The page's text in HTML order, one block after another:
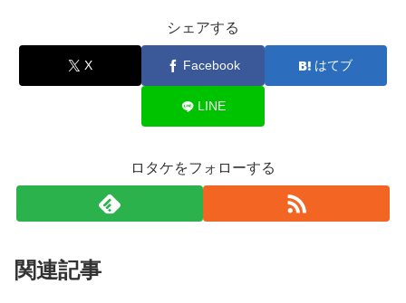
シェアする
X Facebook はてブ
LINE
ロタケをフォローする
関連記事